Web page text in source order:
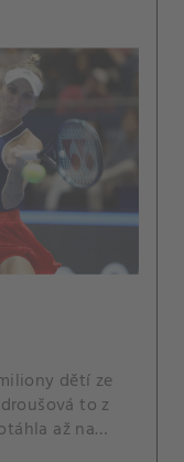
dětí ze
to z
až na